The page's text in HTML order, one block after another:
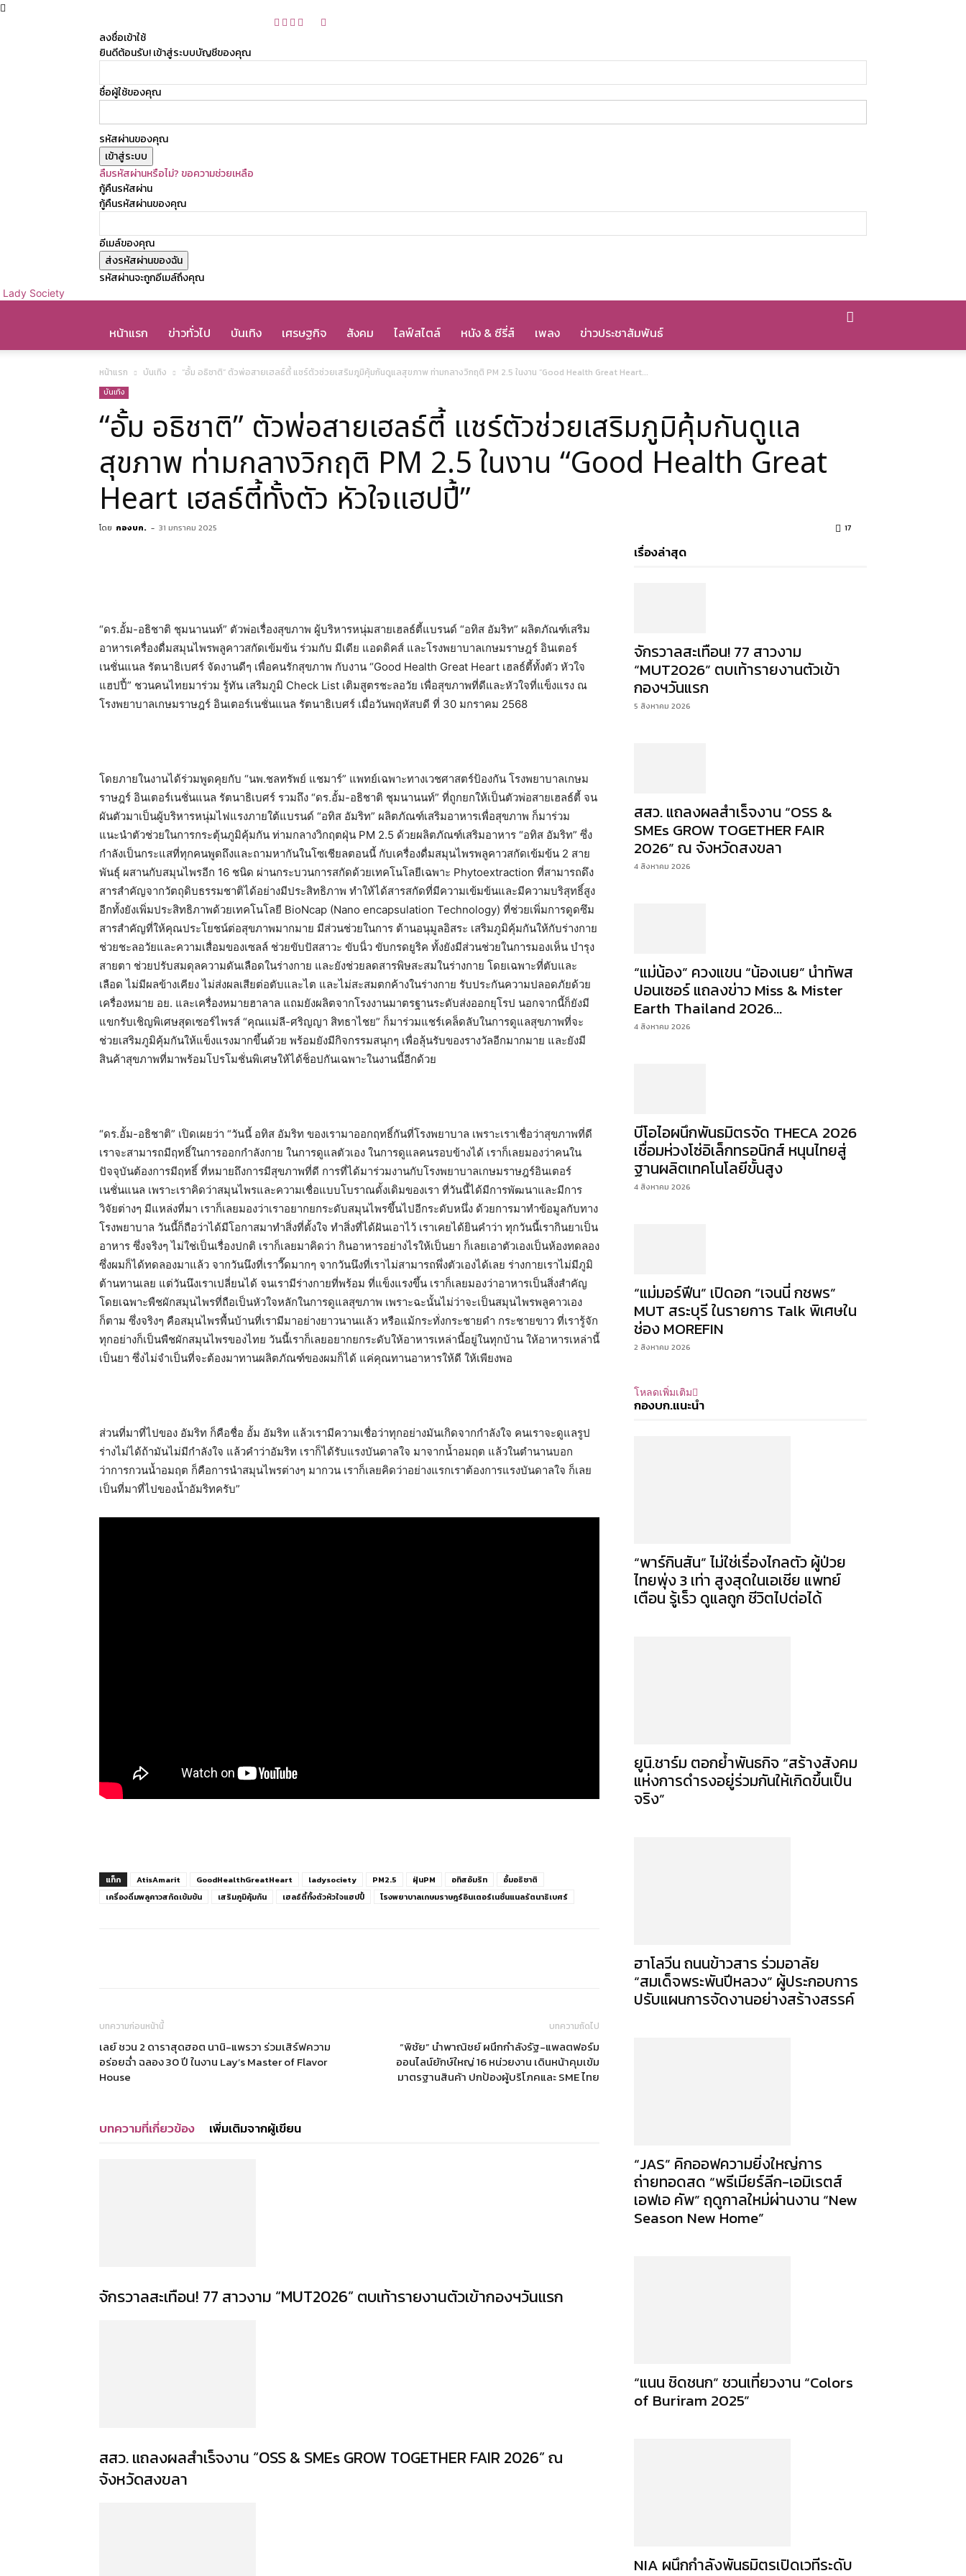
ลงชื่อเข้าใช้
ยินดีต้อนรับ! เข้าสู่ระบบบัญชีของคุณ
ชื่อผู้ใช้ของคุณ
รหัสผ่านของคุณ
ลืมรหัสผ่านหรือไม่? ขอความช่วยเหลือ
กู้คืนรหัสผ่าน
กู้คืนรหัสผ่านของคุณ
อีเมล์ของคุณ
รหัสผ่านจะถูกอีเมล์ถึงคุณ
Lady Society
หน้าแรก ข่าวทั่วไป บันเทิง เศรษฐกิจ สังคม ไลฟ์สไตล์ หนัง & ซีรี่ส์ เพลง ข่าวประชาสัมพันธ์
หน้าแรก บันเทิง “อั้ม อธิชาติ” ตัวพ่อสายเฮลธ์ตี้ แชร์ตัวช่วยเสริมภูมิคุ้มกันดูแลสุขภาพ ท่ามกลางวิกฤติ PM 2.5 ในงาน “Good Health Great Heart...
บันเทิง
“อั้ม อธิชาติ” ตัวพ่อสายเฮลธ์ตี้ แชร์ตัวช่วยเสริมภูมิคุ้มกันดูแล
สุขภาพ ท่ามกลางวิกฤติ PM 2.5 ในงาน “Good Health Great
Heart เฮลธ์ตี้ทั้งตัว หัวใจแฮปปี้”
โดย กองบก. - 31 มกราคม 2025 17
“ดร.อั้ม-อธิชาติ ชุมนานนท์” ตัวพ่อเรื่องสุขภาพ ผู้บริหารหนุ่มสายเฮลธ์ตี้แบรนด์ “อทิส อัมริท” ผลิตภัณฑ์เสริม
อาหารเครื่องดื่มสมุนไพรพลูคาวสกัดเข้มข้น ร่วมกับ มีเดีย แอดดิคส์ และโรงพยาบาลเกษมราษฎร์ อินเตอร์
เนชั่นแนล รัตนาธิเบศร์ จัดงานดีๆ เพื่อคนรักสุขภาพ กับงาน “Good Health Great Heart เฮลธ์ตี้ทั้งตัว หัวใจ
แฮปปี้” ชวนคนไทยมาร่วม รู้ทัน เสริมภูมิ Check List เติมสูตรชะลอวัย เพื่อสุขภาพที่ดีและหัวใจที่แข็งแรง ณ
โรงพยาบาลเกษมราษฎร์ อินเตอร์เนชั่นแนล รัตนาธิเบศร์ เมื่อวันพฤหัสบดี ที่ 30 มกราคม 2568
โดยภายในงานได้ร่วมพูดคุยกับ “นพ.ชลทรัพย์ แชมาร์” แพทย์เฉพาะทางเวชศาสตร์ป้องกัน โรงพยาบาลเกษม
ราษฎร์ อินเตอร์เนชั่นแนล รัตนาธิเบศร์ รวมถึง “ดร.อั้ม-อธิชาติ ชุมนานนท์” ที่ถูกยกให้เป็นตัวพ่อสายเฮลธ์ตี้ จน
ผันตัวมาเป็นผู้บริหารหนุ่มไฟแรงภายใต้แบรนด์ “อทิส อัมริท” ผลิตภัณฑ์เสริมอาหารเพื่อสุขภาพ ก็มาร่วม
แนะนำตัวช่วยในการกระตุ้นภูมิคุ้มกัน ท่ามกลางวิกฤตฝุ่น PM 2.5 ด้วยผลิตภัณฑ์เสริมอาหาร “อทิส อัมริท” ซึ่ง
กำลังเป็นกระแสที่ทุกคนพูดถึงและถามหากันในโซเชียลตอนนี้ กับเครื่องดื่มสมุนไพรพลูคาวสกัดเข้มข้น 2 สาย
พันธุ์ ผสานกับสมุนไพรอีก 16 ชนิด ผ่านกระบวนการสกัดด้วยเทคโนโลยีเฉพาะ Phytoextraction ที่สามารถดึง
สารสําคัญจากวัตถุดิบธรรมชาติได้อย่างมีประสิทธิภาพ ทำให้ได้สารสกัดที่มีความเข้มข้นและมีความบริสุทธิ์สูง
อีกทั้งยังเพิ่มประสิทธิภาพด้วยเทคโนโลยี BioNcap (Nano encapsulation Technology) ที่ช่วยเพิ่มการดูดซึม
สารสําคัญที่ให้คุณประโยชน์ต่อสุขภาพมากมาย มีส่วนช่วยในการ ต้านอนุมูลอิสระ เสริมภูมิคุ้มกันให้กับร่างกาย
ช่วยชะลอวัยและความเสื่อมของเซลล์ ช่วยขับปัสสาวะ ขับนิ่ว ขับกรดยูริค ทั้งยังมีส่วนช่วยในการมองเห็น บำรุง
สายตา ช่วยปรับสมดุลความดันเลือดในร่างกาย และยังช่วยลดสารพิษสะสมในร่างกาย โดยเฉพาะที่ตับและ
เลือด ไม่มีผลข้างเคียง ไม่ส่งผลเสียต่อตับและไต และไม่สะสมตกค้างในร่างกาย รับประกันความปลอดภัยด้วย
เครื่องหมาย อย. และเครื่องหมายฮาลาล แถมยังผลิตจากโรงงานมาตรฐานระดับส่งออกยุโรป นอกจากนี้ก็ยังมี
แขกรับเชิญพิเศษสุดเซอร์ไพรส์ “คุณแม่ลี-ศริญญา สิทธาไชย” ก็มาร่วมแชร์เคล็ดลับในการดูแลสุขภาพที่จะ
ช่วยเสริมภูมิคุ้มกันให้แข็งแรงมากขึ้นด้วย พร้อมยังมีกิจกรรมสนุกๆ เพื่อลุ้นรับของรางวัลอีกมากมาย และยังมี
สินค้าสุขภาพที่มาพร้อมโปรโมชั่นพิเศษให้ได้ช็อปกันเฉพาะในงานนี้อีกด้วย
“ดร.อั้ม-อธิชาติ” เปิดเผยว่า “วันนี้ อทิส อัมริท ของเรามาออกฤทธิ์กันที่โรงพยาบาล เพราะเราเชื่อว่าสุขภาพที่ดี
เราจะสามารถมีฤทธิ์ในการออกกำลังกาย ในการดูแลตัวเอง ในการดูแลคนรอบข้างได้ เราก็เลยมองว่าคนใน
ปัจจุบันต้องการมีฤทธิ์ ที่หมายถึงการมีสุขภาพที่ดี การที่ได้มาร่วมงานกับโรงพยาบาลเกษมราษฎร์อินเตอร์
เนชั่นแนล เพราะเราคิดว่าสมุนไพรและความเชื่อแบบโบราณดั้งเดิมของเรา ที่วันนี้ได้มีการพัฒนาและมีการ
วิจัยต่างๆ มีแหล่งที่มา เราก็เลยมองว่าเราอยากยกระดับสมุนไพรขึ้นไปอีกระดับหนึ่ง ด้วยการมาทำข้อมูลกับทาง
โรงพยาบาล วันนี้ก็ถือว่าได้มีโอกาสมาทำสิ่งที่ตั้งใจ ทำสิ่งที่ได้ฝันเอาไว้ เราเคยได้ยินคำว่า ทุกวันนี้เรากินยาเป็น
อาหาร ซึ่งจริงๆ ไม่ใช่เป็นเรื่องปกติ เราก็เลยมาคิดว่า กินอาหารอย่างไรให้เป็นยา ก็เลยเอาตัวเองเป็นห้องทดลอง
ซึ่งผมก็ได้ทดลองมาแล้ว จากวันนึงที่เราวี๊ดมากๆ จากวันนึงที่เราไม่สามารถพึ่งตัวเองได้เลย ร่างกายเราไม่มีภูมิ
ต้านทานเลย แต่วันนึงเราเปลี่ยนได้ จนเรามีร่างกายที่พร้อม ที่แข็งแรงขึ้น เราก็เลยมองว่าอาหารเป็นสิ่งสำคัญ
โดยเฉพาะพืชผักสมุนไพรที่ถือเป็นหัวใจหลักในการดูแลสุขภาพ เพราะฉะนั้นไม่ว่าจะเป็นสมุนไพรพลูคาวเอง
ก็ตาม ซึ่งจริงๆ คือสมุนไพรพื้นบ้านที่เรามีมาอย่างยาวนานแล้ว หรือแม้กระทั่งกระชายดำ กระชายขาว ที่เรารู้จัก
ทุกอย่างก็เป็นพืชผักสมุนไพรของไทย วันนี้เราก็เลยอยากยกระดับให้อาหารเหล่านี้อยู่ในทุกบ้าน ให้อาหารเหล่านี้
เป็นยา ซึ่งไม่จำเป็นที่จะต้องมาทานผลิตภัณฑ์ของผมก็ได้ แค่คุณทานอาหารให้ดี ให้เพียงพอ
ส่วนที่มาที่ไปของ อัมริท ก็คือชื่อ อั้ม อัมริท แล้วเรามีความเชื่อว่าทุกอย่างมันเกิดจากกำลังใจ คนเราจะดูแลรูป
ร่างไม่ได้ถ้ามันไม่มีกำลังใจ แล้วคำว่าอัมริท เราก็ได้รับแรงบันดาลใจ มาจากน้ำอมฤต แล้วในตำนานบอก
ว่าการกวนน้ำอมฤต ก็คือการนำสมุนไพรต่างๆ มากวน เราก็เลยคิดว่าอย่างแรกเราต้องการแรงบันดาลใจ ก็เลย
เป็นที่มาที่ไปของน้ำอัมริทครับ”
แท็ก AtisAmarit GoodHealthGreatHeart ladysociety PM2.5 ฝุ่นPM อทิสอัมริท
อั้มอธิชาติ
เครื่องดื่มพลูคาวสกัดเข้มข้น
เสริมภูมิคุ้มกัน เฮลธ์ตี้ทั้งตัวหัวใจแฮปปี้ โรงพยาบาลเกษมราษฎร์อินเตอร์เนชั่นแนลรัตนาธิเบศร์
บทความก่อนหน้านี้
เลย์ ชวน 2 ดาราสุดฮอต นานิ-แพรวา ร่วมเสิร์ฟความ
อร่อยฉ่ำ ฉลอง 30 ปี ในงาน Lay’s Master of Flavor
House
บทความถัดไป
“พิชัย” นำพาณิชย์ ผนึกกำลังรัฐ-แพลตฟอร์ม
ออนไลน์ยักษ์ใหญ่ 16 หน่วยงาน เดินหน้าคุมเข้ม
มาตรฐานสินค้า ปกป้องผู้บริโภคและ SME ไทย
บทความที่เกี่ยวข้อง เพิ่มเติมจากผู้เขียน
จักรวาลสะเทือน! 77 สาวงาม “MUT2026” ตบเท้ารายงานตัวเข้ากองฯวันแรก
สสว. แถลงผลสำเร็จงาน “OSS & SMEs GROW TOGETHER FAIR 2026” ณ
จังหวัดสงขลา
เรื่องล่าสุด
จักรวาลสะเทือน! 77 สาวงาม
“MUT2026” ตบเท้ารายงานตัวเข้า
กองฯวันแรก
5 สิงหาคม 2026
สสว. แถลงผลสำเร็จงาน “OSS &
SMEs GROW TOGETHER FAIR
2026” ณ จังหวัดสงขลา
4 สิงหาคม 2026
“แม่น้อง” ควงแขน “น้องเนย” นำทัพส
ปอนเซอร์ แถลงข่าว Miss & Mister
Earth Thailand 2026...
4 สิงหาคม 2026
บีโอไอผนึกพันธมิตรจัด THECA 2026
เชื่อมห่วงโซ่อิเล็กทรอนิกส์ หนุนไทยสู่
ฐานผลิตเทคโนโลยีขั้นสูง
4 สิงหาคม 2026
“แม่มอร์ฟีน” เปิดอก “เจนนี่ กชพร”
MUT สระบุรี ในรายการ Talk พิเศษใน
ช่อง MOREFIN
2 สิงหาคม 2026
โหลดเพิ่มเติม
กองบก.แนะนำ
“พาร์กินสัน” ไม่ใช่เรื่องไกลตัว ผู้ป่วย
ไทยพุ่ง 3 เท่า สูงสุดในเอเชีย แพทย์
เตือน รู้เร็ว ดูแลถูก ชีวิตไปต่อได้
ยูนิ.ชาร์ม ตอกย้ำพันธกิจ “สร้างสังคม
แห่งการดำรงอยู่ร่วมกันให้เกิดขึ้นเป็น
จริง”
ฮาโลวีน ถนนข้าวสาร ร่วมอาลัย
“สมเด็จพระพันปีหลวง” ผู้ประกอบการ
ปรับแผนการจัดงานอย่างสร้างสรรค์
“JAS” คิกออฟความยิ่งใหญ่การ
ถ่ายทอดสด “พรีเมียร์ลีก-เอมิเรตส์
เอฟเอ คัพ” ฤดูกาลใหม่ผ่านงาน “New
Season New Home”
“แนน ชิดชนก” ชวนเที่ยวงาน “Colors
of Buriram 2025”
NIA ผนึกกำลังพันธมิตรเปิดเวทีระดับ